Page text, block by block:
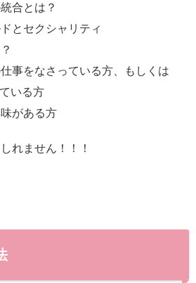
合とは？
とセクシャリティ
事をなさっている方、もしくは
いる方
がある方
れません！！！